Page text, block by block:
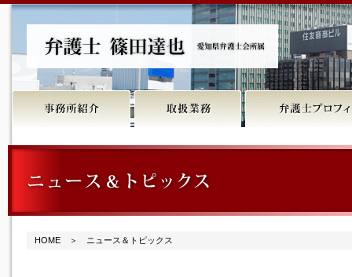
HOME ＞ ニュース＆トピックス